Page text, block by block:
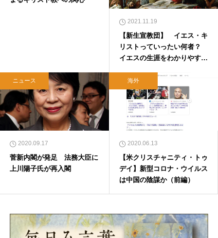
2021.11.19
【新生宣教団】 イエス・キ
リストっていったい何者？
イエスの生涯をわかりやすく
ニュース
2020.09.17
菅新内閣が発足 法務大臣に
上川陽子氏が再入閣
海外
2020.06.13
【米クリスチャニティ・トゥ
デイ】新型コロナ・ウイルス
は中国の陰謀か（前編）